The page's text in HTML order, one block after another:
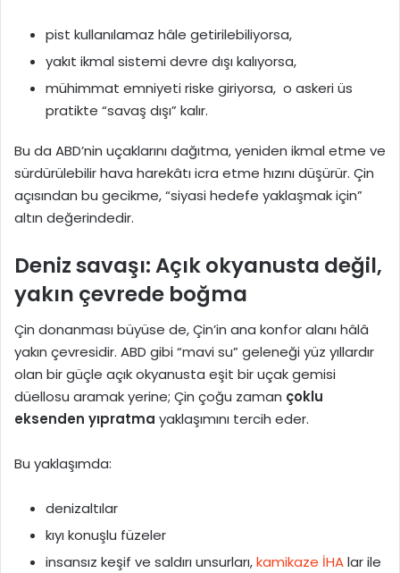
pist kullanılamaz hâle getirilebiliyorsa,
yakıt ikmal sistemi devre dışı kalıyorsa,
mühimmat emniyeti riske giriyorsa, o askeri üs
pratikte “savaş dışı” kalır.
Bu da ABD’nin uçaklarını dağıtma, yeniden ikmal etme ve
sürdürülebilir hava harekâtı icra etme hızını düşürür. Çin
açısından bu gecikme, “siyasi hedefe yaklaşmak için”
altın değerindedir.
Deniz savaşı: Açık okyanusta değil,
yakın çevrede boğma
Çin donanması büyüse de, Çin’in ana konfor alanı hâlâ
yakın çevresidir. ABD gibi “mavi su” geleneği yüz yıllardır
olan bir güçle açık okyanusta eşit bir uçak gemisi
düellosu aramak yerine; Çin çoğu zaman çoklu
eksenden yıpratma yaklaşımını tercih eder.
Bu yaklaşımda:
denizaltılar
kıyı konuşlu füzeler
insansız keşif ve saldırı unsurları,kamikaze İHAlar ile